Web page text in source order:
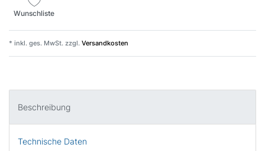
Wunschliste
* inkl. ges. MwSt. zzgl. Versandkosten
Beschreibung
Technische Daten